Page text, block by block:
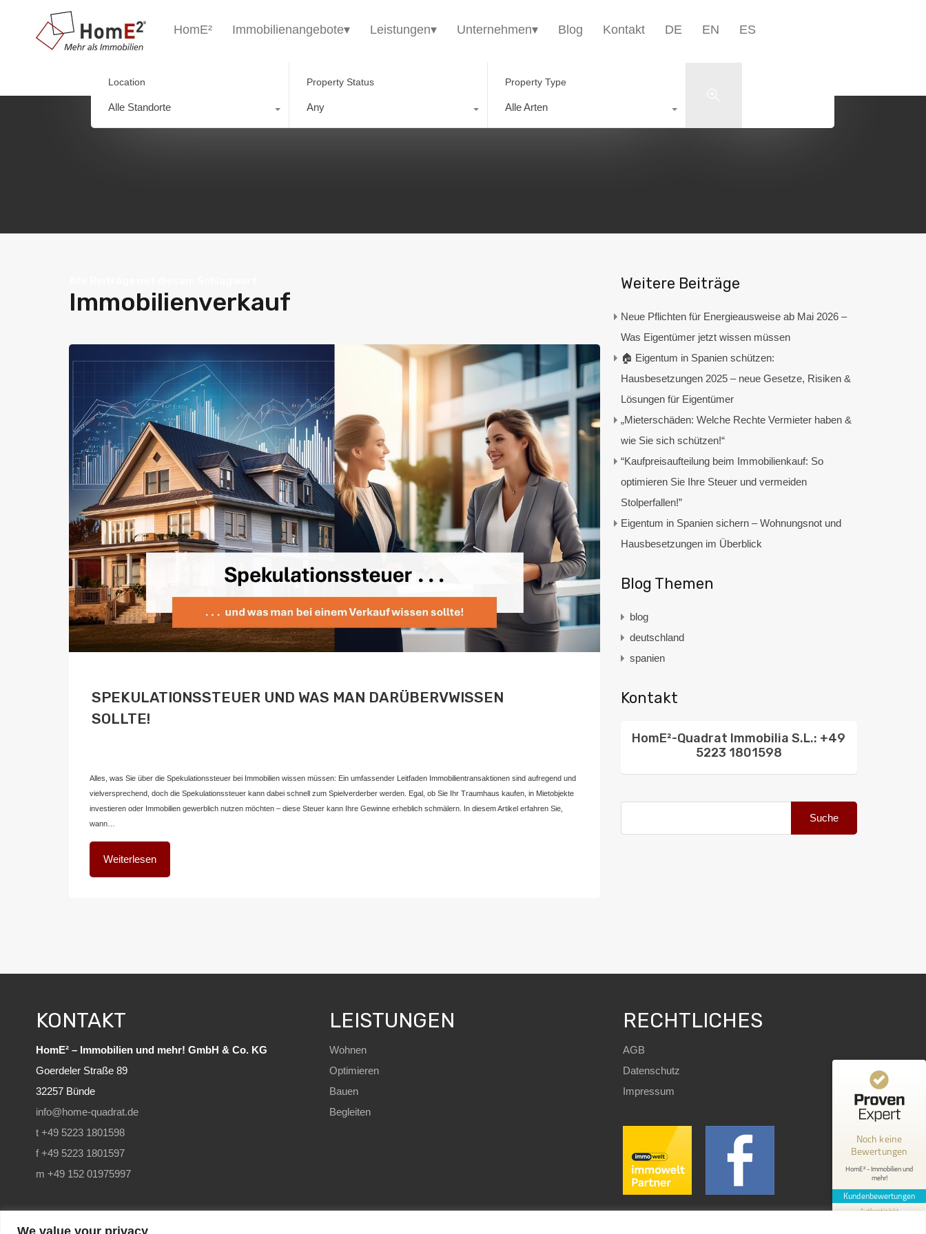
We value your privacy
HomE² Immobilienangebote▾ Leistungen▾ Unternehmen▾
HomE² Immobilienangebote▾ Leistungen▾ Unternehmen▾ Blog Kontakt DE EN ES
Location
Alle Standorte
Property Status
Any
Property Type
Alle Arten
Immobilienverkauf
SPEKULATIONSSTEUER UND WAS MAN DARÜBERVWISSEN
SOLLTE!
Alles, was Sie über die Spekulationssteuer bei Immobilien wissen müssen: Ein umfassender Leitfaden Immobilientransaktionen sind aufregend und
vielversprechend, doch die Spekulationssteuer kann dabei schnell zum Spielverderber werden. Egal, ob Sie Ihr Traumhaus kaufen, in Mietobjekte
investieren oder Immobilien gewerblich nutzen möchten – diese Steuer kann Ihre Gewinne erheblich schmälern. In diesem Artikel erfahren Sie,
wann…
Weiterlesen
Weitere Beiträge
Neue Pflichten für Energieausweise ab Mai 2026 –
Was Eigentümer jetzt wissen müssen
🏠 Eigentum in Spanien schützen:
Hausbesetzungen 2025 – neue Gesetze, Risiken &
Lösungen für Eigentümer
„Mieterschäden: Welche Rechte Vermieter haben &
wie Sie sich schützen!“
“Kaufpreisaufteilung beim Immobilienkauf: So
optimieren Sie Ihre Steuer und vermeiden
Stolperfallen!”
Eigentum in Spanien sichern – Wohnungsnot und
Hausbesetzungen im Überblick
Blog Themen
blog
deutschland
spanien
Kontakt
HomE²-Quadrat Immobilia S.L.: +49
5223 1801598
nach:
KONTAKT
HomE² – Immobilien und mehr! GmbH & Co. KG
Goerdeler Straße 89
32257 Bünde
info@home-quadrat.de
t +49 5223 1801598
f +49 5223 1801597
m +49 152 01975997
LEISTUNGEN
Wohnen
Optimieren
Bauen
Begleiten
RECHTLICHES
AGB
Datenschutz
Impressum
Noch keine
Bewertungen
HomE² - Immobilien und
mehr!
Kundenbewertungen
Authentizität
Kundenbewertungen und Erfahrungen zu
HomE² - Immobilien und mehr!
MANGELHAFT
0,00 / 5,00
Erfahren Sie mehr über dieses Bewertungssiegel
1.1.1970